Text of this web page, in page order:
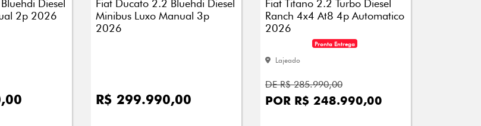
Diesel
2p 2026
lhe
Fiat Ducato 2.2 Bluehdi Diesel
Minibus Luxo Manual 3p
2026
R$ 299.990,00
lhe
Fiat Titano 2.2 Turbo Diesel
Ranch 4x4 At8 4p Automatico
2026
Pronta Entrega
Lajeado
DE R$ 285.990,00
POR R$ 248.990,00